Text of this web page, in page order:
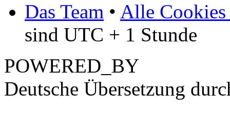
Das Team • Alle Cookies
sind UTC + 1 Stunde
POWERED_BY
Deutsche Übersetzung